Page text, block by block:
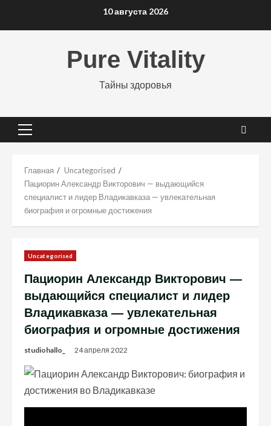
10 августа 2026
Pure Vitality
Тайны здоровья
Основное
Главная
Uncategorised
Пациорин Александр Викторович — выдающийся
специалист и лидер Владикавказа — увлекательная
биография и огромные достижения
Uncategorised
Пациорин Александр Викторович —
выдающийся специалист и лидер
Владикавказа — увлекательная
биография и огромные достижения
studiohallo_ 24 апреля 2022